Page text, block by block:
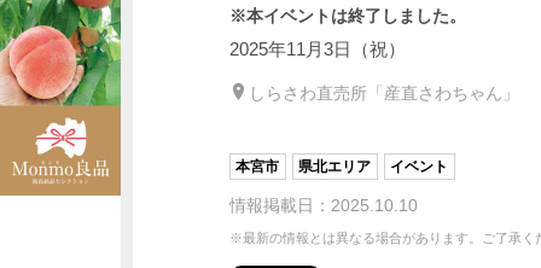
※本イベントは終了しました。
2025年11月3日（祝）
しらさわ直売所「産直さわちゃん」
本宮市 県北エリア イベント
情報掲載日：2025.10.10
※最新の情報とは異なる場合があります。ご了承く